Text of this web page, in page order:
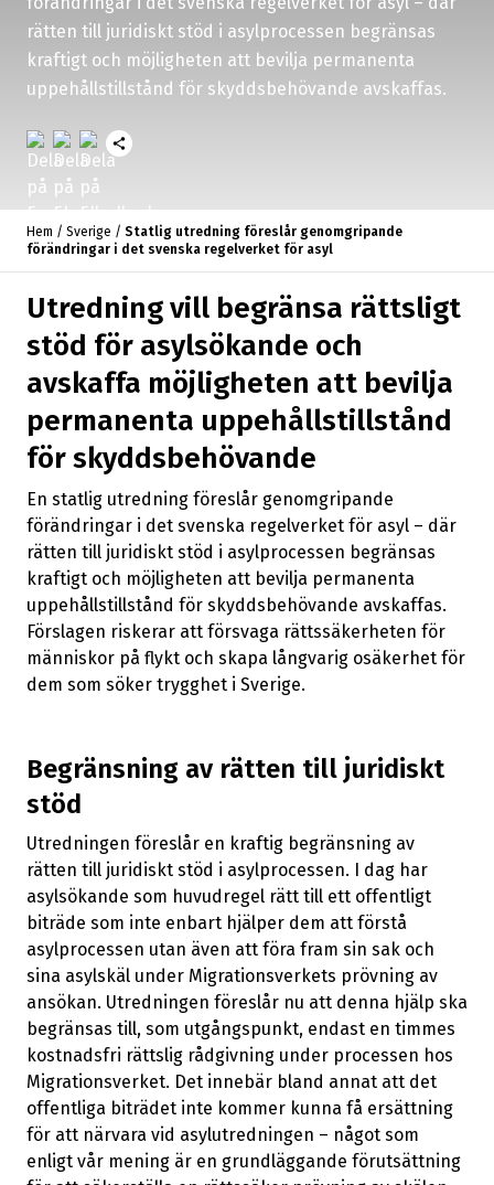
rätten till juridiskt stöd i asylprocessen begränsas
kraftigt och möjligheten att bevilja permanenta
uppehållstillstånd för skyddsbehövande avskaffas.
share
Hem / Sverige / Statlig utredning föreslår genomgripande
förändringar i det svenska regelverket för asyl
Utredning vill begränsa rättsligt
stöd för asylsökande och
avskaffa möjligheten att bevilja
permanenta uppehållstillstånd
för skyddsbehövande
En statlig utredning föreslår genomgripande
förändringar i det svenska regelverket för asyl – där
rätten till juridiskt stöd i asylprocessen begränsas
kraftigt och möjligheten att bevilja permanenta
uppehållstillstånd för skyddsbehövande avskaffas.
Förslagen riskerar att försvaga rättssäkerheten för
människor på flykt och skapa långvarig osäkerhet för
dem som söker trygghet i Sverige.
Begränsning av rätten till juridiskt
stöd
Utredningen föreslår en kraftig begränsning av
rätten till juridiskt stöd i asylprocessen. I dag har
asylsökande som huvudregel rätt till ett offentligt
biträde som inte enbart hjälper dem att förstå
asylprocessen utan även att föra fram sin sak och
sina asylskäl under Migrationsverkets prövning av
ansökan. Utredningen föreslår nu att denna hjälp ska
begränsas till, som utgångspunkt, endast en timmes
kostnadsfri rättslig rådgivning under processen hos
Migrationsverket. Det innebär bland annat att det
offentliga biträdet inte kommer kunna få ersättning
för att närvara vid asylutredningen – något som
enligt vår mening är en grundläggande förutsättning